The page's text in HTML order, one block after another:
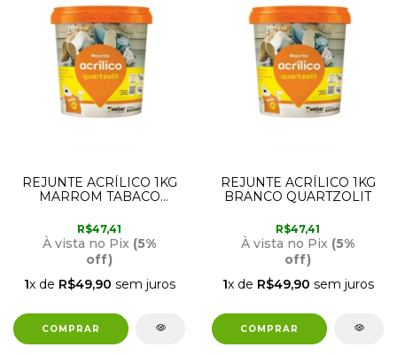
REJUNTE ACRÍLICO 1KG
MARROM TABACO
R$47,41
À vista no Pix (5%
off)
1x de R$49,90 sem juros
REJUNTE ACRÍLICO 1KG
BRANCO QUARTZOLIT
R$47,41
À vista no Pix (5%
off)
1x de R$49,90 sem juros